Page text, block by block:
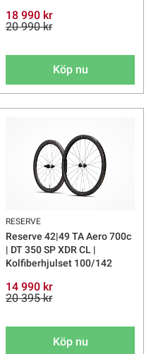
18 990 kr
20 990 kr
Köp nu
RESERVE
Reserve 42|49 TA Aero 700c
| DT 350 SP XDR CL |
Kolfiberhjulset 100/142
14 990 kr
20 395 kr
Köp nu